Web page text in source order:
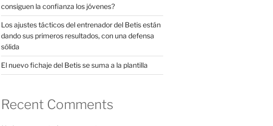
consiguen la confianza los jóvenes?
Los ajustes tácticos del entrenador del Betis están
dando sus primeros resultados, con una defensa
sólida
El nuevo fichaje del Betis se suma a la plantilla
Recent Comments